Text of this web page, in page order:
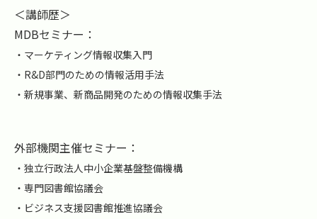
＜講師歴＞
MDBセミナー：
・マーケティング情報収集入門
・R&D部門のための情報活用手法
・新規事業、新商品開発のための情報収集手法
外部機関主催セミナー：
・独立行政法人中小企業基盤整備機構
・専門図書館協議会
・ビジネス支援図書館推進協議会